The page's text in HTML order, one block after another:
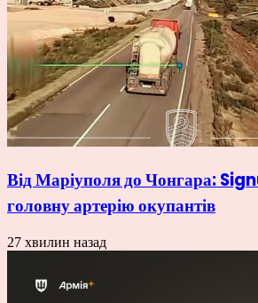
Від Маріуполя до Чонгара:
головну артерію окупантів
27 хвилин назад